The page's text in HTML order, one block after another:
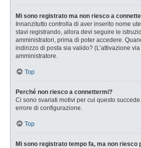
Mi sono registrato ma non riesco a
Innanzitutto controlla di aver inserito nome
stavi registrando, allora devi seguire le
amministratori, prima di poter accedere.
indirizzo di posta sia valido? (L’attivazione
amministratore.
Top
Perché non riesco a connettermi?
Ci sono svariati motivi per cui questo
errore di configurazione.
Top
Mi sono registrato tempo fa, ma non riesco